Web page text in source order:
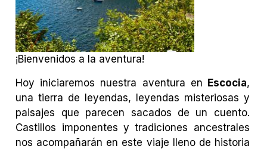
¡Bienvenidos a la aventura!
Hoy iniciaremos nuestra aventura en Escocia,
una tierra de leyendas, leyendas misteriosas y
paisajes que parecen sacados de un cuento.
Castillos imponentes y tradiciones ancestrales
nos acompañarán en este viaje lleno de historia